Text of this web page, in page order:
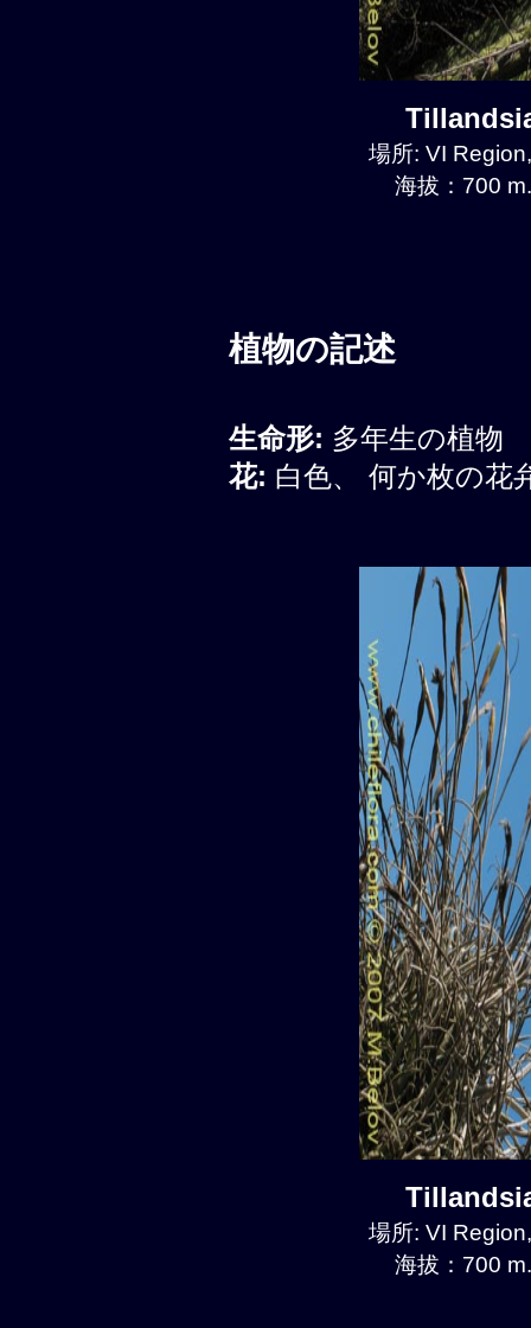
場所: VI
海拔：700
植物の記述
生命形: 多年生の植物
花: 白色、 何か枚の花
場所: VI
海拔：700